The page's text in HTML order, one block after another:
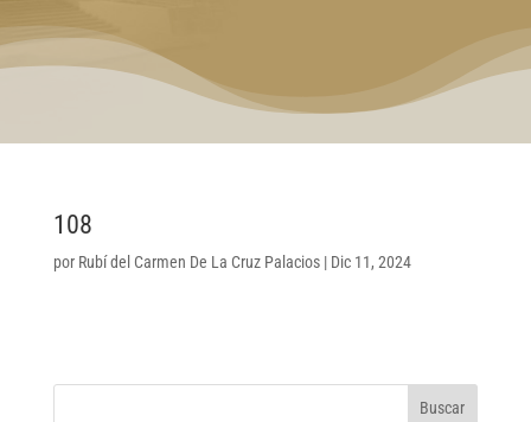
108
por Rubí del Carmen De La Cruz Palacios| Dic 11, 2024